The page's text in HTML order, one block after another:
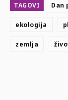
TAGOVI Dan
ekologija
zemlja